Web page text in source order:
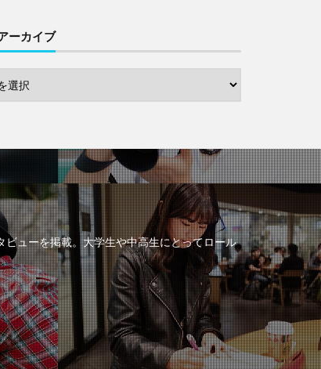
ーカイブ
ューを掲載。大学生や中高生にとってロール